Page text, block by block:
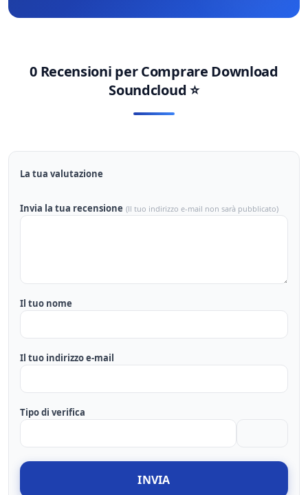
0 Recensioni perComprare Download
Soundcloud ⭐
La tua valutazione
Invia la tua recensione (Il tuo indirizzo e-mail non sarà pubblicato)
Il tuo nome
Il tuo indirizzo e-mail
Tipo di verifica
INVIA